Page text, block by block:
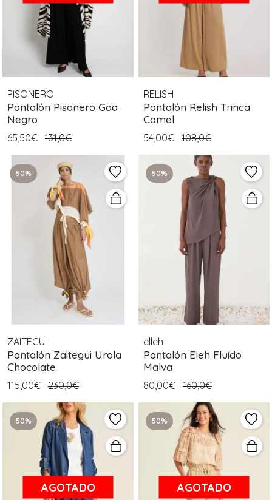
PISONERO
Pantalón Pisonero Goa
Negro
65,50€ 131,0€
RELISH
Pantalón Relish Trinca
Camel
54,00€ 108,0€
50%
ZAITEGUI
Pantalón Zaitegui Urola
Chocolate
115,00€ 230,0€
50%
elleh
Pantalón Eleh Fluído
Malva
80,00€ 160,0€
50%
AGOTADO
50%
AGOTADO